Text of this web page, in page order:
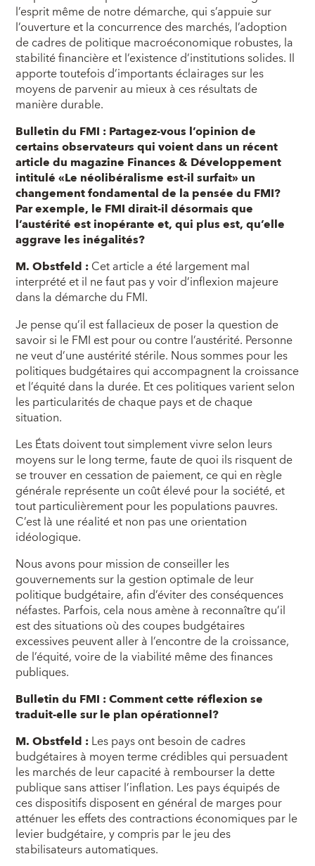
l’esprit même de notre démarche, qui s’appuie sur
l’ouverture et la concurrence des marchés, l’adoption
de cadres de politique macroéconomique robustes, la
stabilité financière et l’existence d’institutions solides. Il
apporte toutefois d’importants éclairages sur les
moyens de parvenir au mieux à ces résultats de
manière durable.
Bulletin du FMI : Partagez-vous l’opinion de
certains observateurs qui voient dans un récent
article du magazine Finances & Développement
intitulé «Le néolibéralisme est-il surfait» un
changement fondamental de la pensée du FMI?
Par exemple, le FMI dirait-il désormais que
l’austérité est inopérante et, qui plus est, qu’elle
aggrave les inégalités?
M. Obstfeld :Cet article a été largement mal
interprété et il ne faut pas y voir d’inflexion majeure
dans la démarche du FMI.
Je pense qu’il est fallacieux de poser la question de
savoir si le FMI est pour ou contre l’austérité. Personne
ne veut d’une austérité stérile. Nous sommes pour les
politiques budgétaires qui accompagnent la croissance
et l’équité dans la durée. Et ces politiques varient selon
les particularités de chaque pays et de chaque
situation.
Les États doivent tout simplement vivre selon leurs
moyens sur le long terme, faute de quoi ils risquent de
se trouver en cessation de paiement, ce qui en règle
générale représente un coût élevé pour la société, et
tout particulièrement pour les populations pauvres.
C’est là une réalité et non pas une orientation
idéologique.
Nous avons pour mission de conseiller les
gouvernements sur la gestion optimale de leur
politique budgétaire, afin d’éviter des conséquences
néfastes. Parfois, cela nous amène à reconnaître qu’il
est des situations où des coupes budgétaires
excessives peuvent aller à l’encontre de la croissance,
de l’équité, voire de la viabilité même des finances
publiques.
Bulletin du FMI : Comment cette réflexion se
traduit-elle sur le plan opérationnel?
M. Obstfeld :Les pays ont besoin de cadres
budgétaires à moyen terme crédibles qui persuadent
les marchés de leur capacité à rembourser la dette
publique sans attiser l’inflation. Les pays équipés de
ces dispositifs disposent en général de marges pour
atténuer les effets des contractions économiques par le
levier budgétaire, y compris par le jeu des
stabilisateurs automatiques.